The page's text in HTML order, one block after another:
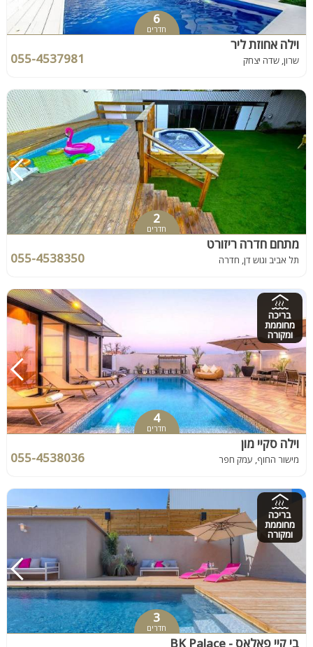
6
חדרים
וילה אחוזת ליר
שרון, שדה יצחק 055-4537981
2
חדרים
מתחם חדרה ריזורט
תל אביב וגוש דן, חדרה 055-4538350
בריכה
מחוממת
ומקורה
4
חדרים
וילה סקיי מון
מישור החוף, עמק חפר 055-4538036
בריכה
מחוממת
ומקורה
3
חדרים
בי קיי פאלאס - BK Palace